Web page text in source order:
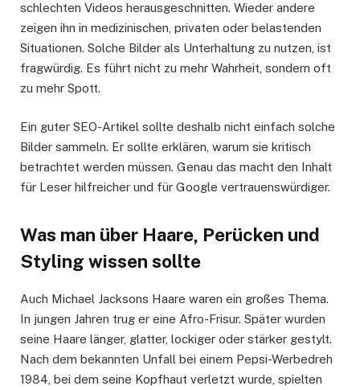
schlechten Videos herausgeschnitten. Wieder andere
zeigen ihn in medizinischen, privaten oder belastenden
Situationen. Solche Bilder als Unterhaltung zu nutzen, ist
fragwürdig. Es führt nicht zu mehr Wahrheit, sondern oft
zu mehr Spott.
Ein guter SEO-Artikel sollte deshalb nicht einfach solche
Bilder sammeln. Er sollte erklären, warum sie kritisch
betrachtet werden müssen. Genau das macht den Inhalt
für Leser hilfreicher und für Google vertrauenswürdiger.
Was man über Haare, Perücken und
Styling wissen sollte
Auch Michael Jacksons Haare waren ein großes Thema.
In jungen Jahren trug er eine Afro-Frisur. Später wurden
seine Haare länger, glatter, lockiger oder stärker gestylt.
Nach dem bekannten Unfall bei einem Pepsi-Werbedreh
1984, bei dem seine Kopfhaut verletzt wurde, spielten